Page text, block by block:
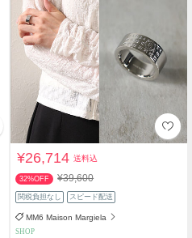
¥26,714送料込
32%OFF ¥39,600
関税負担なし スピード配送
MM6 Maison Margiela
SHOP